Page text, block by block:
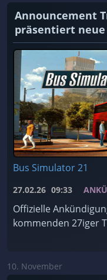
Announcement
präsentiert neue
Bus Simulator 21
27.02.26 09:33
Offizielle
kommenden 27iger
10. November